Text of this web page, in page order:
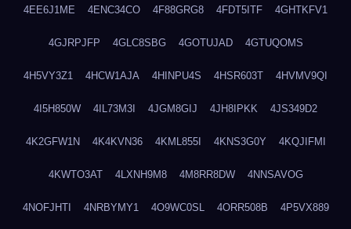
4EE6J1ME 4ENC34CO 4F88GRG8 4FDT5ITF 4GHTKFV1
4GJRPJFP 4GLC8SBG 4GOTUJAD 4GTUQOMS
4H5VY3Z1 4HCW1AJA 4HINPU4S 4HSR603T 4HVMV9QI
4I5H850W 4IL73M3I 4JGM8GIJ 4JH8IPKK 4JS349D2
4K2GFW1N 4K4KVN36 4KML855I 4KNS3G0Y 4KQJIFMI
4KWTO3AT 4LXNH9M8 4M8RR8DW 4NNSAVOG
4NOFJHTI 4NRBYMY1 4O9WC0SL 4ORR508B 4P5VX889